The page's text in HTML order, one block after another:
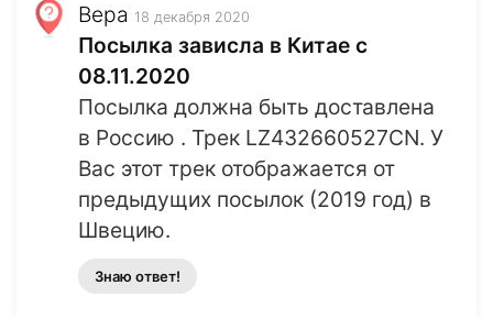
Вера 18 декабря 2020
Посылка зависла в Китае с
08.11.2020
Посылка должна быть доставлена
в Россию . Трек LZ432660527CN. У
Вас этот трек отображается от
предыдущих посылок (2019 год) в
Швецию.
Знаю ответ!